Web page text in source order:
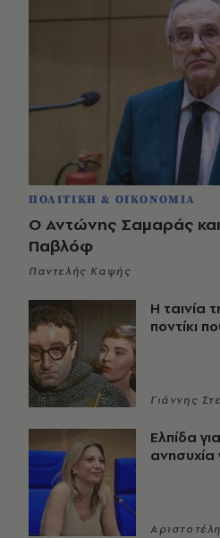
ΠΟΛΙΤΙΚΗ & ΟΙΚΟΝΟΜΙΑ
Ο Αντώνης Σαμαράς
Παβλόφ
Παντελής Καψής
Η ταινία
ποντίκι
Γιάννης
Ελπίδα
ανησυχία